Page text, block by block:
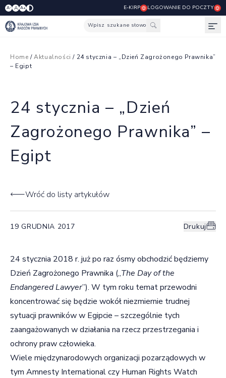
A- A A+ E-KIRP LOGOWANIE DO POCZTY
Wpisz szukane słowo
Home /Aktualności / 24 stycznia – „Dzień Zagrożonego Prawnika”
– Egipt
24 stycznia – „Dzień
Zagrożonego Prawnika” –
Egipt
Wróć do listy artykułów
19 GRUDNIA 2017 Drukuj
24 stycznia 2018 r. już po raz ósmy obchodzić będziemy
Dzień Zagrożonego Prawnika („The Day of the
Endangered Lawyer”). W tym roku temat przewodni
koncentrować się będzie wokół niezmiernie trudnej
sytuacji prawników w Egipcie – szczególnie tych
zaangażowanych w działania na rzecz przestrzegania i
ochrony praw człowieka.
Wiele międzynarodowych organizacji pozarządowych w
tym Amnesty International czy Human Rights Watch